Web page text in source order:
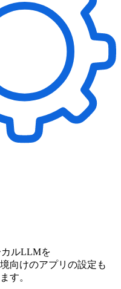
カルLLMを
向けのアプリの設定も
す。